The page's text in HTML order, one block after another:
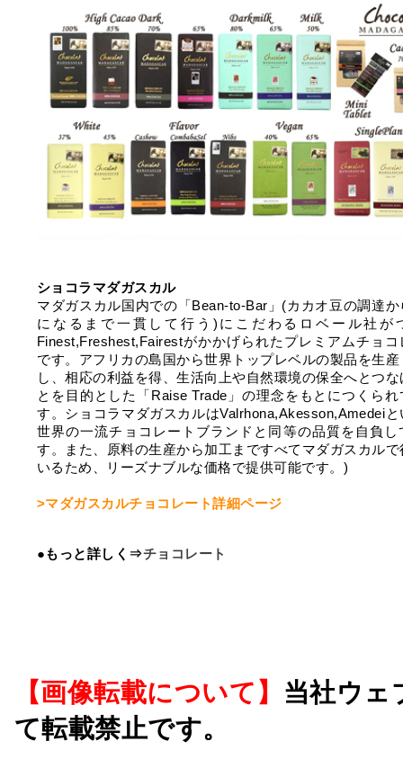
ショコラマダガスカル
マダガスカル国内での「Bean-to-Bar」(カカオ豆の調達か
になるまで一貫して行う)にこだわるロベール社が
Finest,Freshest,Fairestがかかげられたプレミアムチョコ
です。アフリカの島国から世界トップレベルの製品を生
し、相応の利益を得、生活向上や自然環境の保全へとつ
とを目的とした「Raise Trade」の理念をもとにつくられ
す。ショコラマダガスカルはValrhona,Akesson,Amedeiと
世界の一流チョコレートブランドと同等の品質を自負し
す。また、原料の生産から加工まですべてマダガスカル
いるため、リーズナブルな価格で提供可能です。)
>マダガスカルチョコレート詳細ページ
●もっと詳しく⇒チョコレート
【画像転載について】 当社ウェ
て転載禁止です。